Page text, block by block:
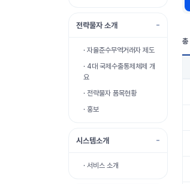
전략물자 소개
· 자율준수무역거래자 제도
· 4대 국제수출통제체제 개
요
· 전략물자 품목현황
· 홍보
시스템소개
· 서비스 소개
총